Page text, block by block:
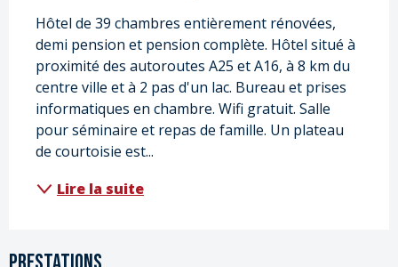
Hôtel de 39 chambres entièrement rénovées,
demi pension et pension complète. Hôtel situé à
proximité des autoroutes A25 et A16, à 8 km du
centre ville et à 2 pas d'un lac. Bureau et prises
informatiques en chambre. Wifi gratuit. Salle
pour séminaire et repas de famille. Un plateau
de courtoisie est...
Lire la suite